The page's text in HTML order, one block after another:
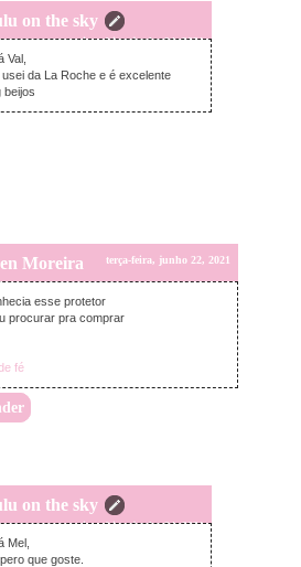
on the sky
quinta-feira, junho 24, 2021
Val,
da La Roche e é excelente
beijos
Moreira terça-feira, junho 22, 2021
esse protetor
procurar pra comprar
fé
on the sky
quinta-feira, junho 24, 2021
Mel,
que goste.